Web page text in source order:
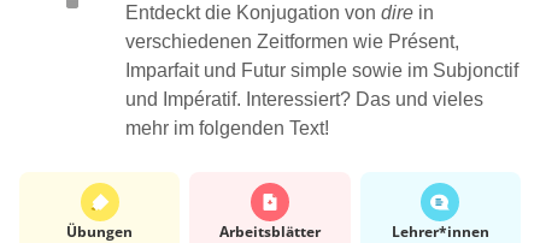
Entdeckt die Konjugation von dire in
verschiedenen Zeitformen wie Présent,
Imparfait und Futur simple sowie im Subjonctif
und Impératif. Interessiert? Das und vieles
mehr im folgenden Text!
Übungen Arbeits­blätter Lehrer*​innen